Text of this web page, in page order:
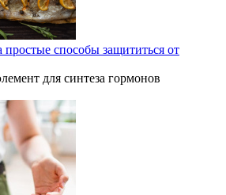
простые способы защититься от
для синтеза гормонов